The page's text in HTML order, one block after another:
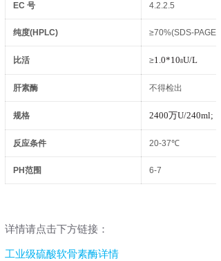
EC号 4.2.2.5
纯度(HPLC) ≥70%(SDS-PAGE)
比活 ≥1.0*108U/L
肝素酶 不得检出
规格 2400万U/240ml;
反应条件 20-37℃
PH范围 6-7
详情请点击下方链接：
工业级硫酸软骨素酶详情